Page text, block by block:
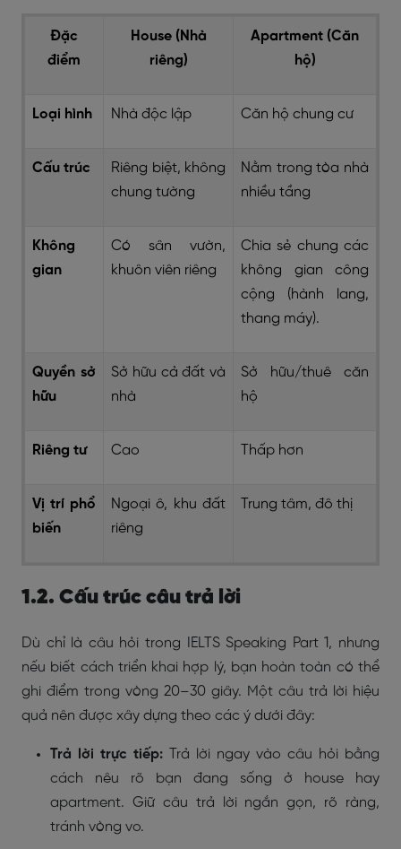
Đặc
điểm
House (Nhà
riêng)
Apartment (Căn
hộ)
Loại hình Nhà độc lập Căn hộ chung cư
Cấu trúc
Riêng biệt, không
chung tường
Nằm trong tòa nhà
nhiều tầng
Không
gian
Có sân vườn,
khuôn viên riêng
Chia sẻ chung các
không gian công
cộng (hành lang,
thang máy).
Quyền sở
hữu
Sở hữu cả đất và
nhà
Sở hữu/thuê căn
hộ
Riêng tư Cao Thấp hơn
Vị trí phổ
biến
Ngoại ô, khu đất
riêng
Trung tâm, đô thị
1.2. Cấu trúc câu trả lời
Dù chỉ là câu hỏi trong IELTS Speaking Part 1, nhưng
nếu biết cách triển khai hợp lý, bạn hoàn toàn có thể
ghi điểm trong vòng 20–30 giây. Một câu trả lời hiệu
quả nên được xây dựng theo các ý dưới đây:
Trả lời trực tiếp:
Trả lời ngay vào câu hỏi bằng
cách nêu rõ bạn đang sống ở house hay
apartment. Giữ câu trả lời ngắn gọn, rõ ràng,
tránh vòng vo.